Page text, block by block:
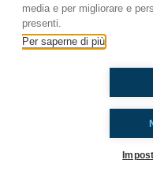
Castenaso
Ti è piaciuto?
media e per migliorare e
presenti.
Per saperne di più